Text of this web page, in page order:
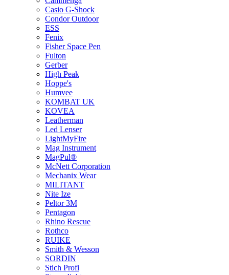
Casio G-Shock
Condor Outdoor
ESS
Fenix
Fisher Space Pen
Fulton
Gerber
High Peak
Hoppe's
Humvee
KOMBAT UK
KOVEA
Leatherman
Led Lenser
LightMyFire
Mag Instrument
MagPul®
McNett Corporation
Mechanix Wear
MILITANT
Nite Ize
Peltor 3M
Pentagon
Rhino Rescue
Rothco
RUIKE
Smith & Wesson
SORDIN
Stich Profi